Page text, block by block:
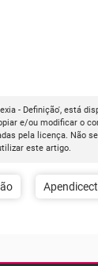
- Definição', está
e/ou modificar o
pela licença. Não
este artigo.